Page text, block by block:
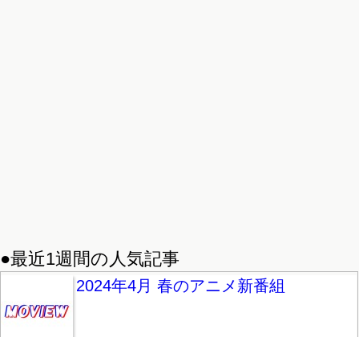
●最近1週間の人気記事
2024年4月 春のアニメ新番組